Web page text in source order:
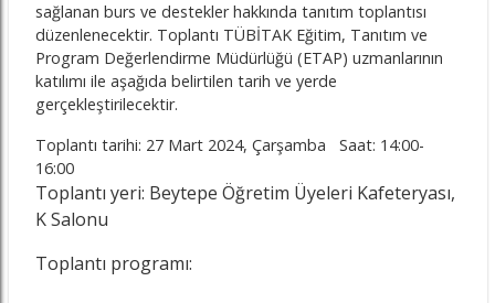
sağlanan burs ve destekler hakkında tanıtım toplantısı
düzenlenecektir. Toplantı TÜBİTAK Eğitim, Tanıtım ve
Program Değerlendirme Müdürlüğü (ETAP) uzmanlarının
katılımı ile aşağıda belirtilen tarih ve yerde
gerçekleştirilecektir.
Toplantı tarihi: 27 Mart 2024, Çarşamba Saat: 14:00-
16:00
Toplantı yeri: Beytepe Öğretim Üyeleri Kafeteryası,
K Salonu
Toplantı programı: